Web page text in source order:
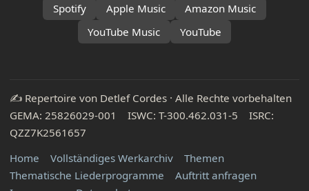
Spotify Apple Music
Amazon Music
YouTube Music
YouTube
✍️ Repertoire von Detlef Cordes · Alle Rechte vorbehalten
GEMA: 25826029-001 ISWC: T-300.462.031-5 ISRC:
QZZ7K2561657
Home
Vollständiges Werkarchiv
Themen
Thematische Liederprogramme
Auftritt anfragen